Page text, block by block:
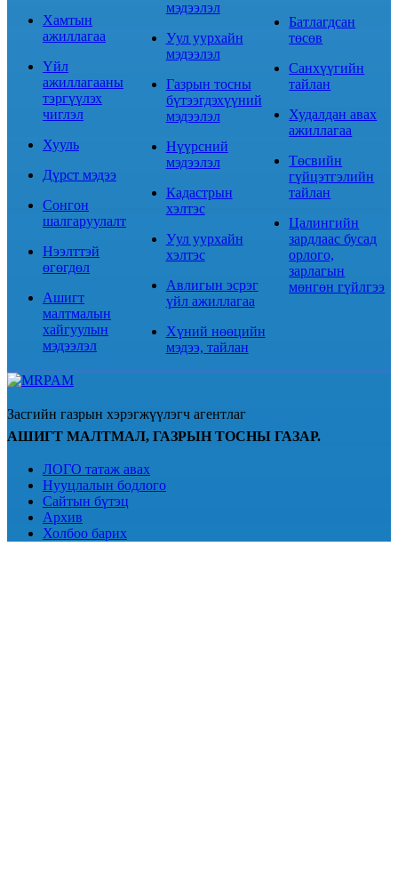
Хамтын
ажиллагаа
Үйл
ажиллагааны
тэргүүлэх
чиглэл
Хууль
Дүрст мэдээ
Сонгон
шалгаруулалт
Нээлттэй
өгөгдөл
Ашигт
малтмалын
хайгуулын
мэдээлэл
мэдээлэл
Уул уурхайн
мэдээлэл
Газрын тосны
бүтээгдэхүүний
мэдээлэл
Нүүрсний
мэдээлэл
Кадастрын
хэлтэс
Уул уурхайн
хэлтэс
Авлигын эсрэг
үйл ажиллагаа
Хүний нөөцийн
мэдээ, тайлан
Батлагдсан
төсөв
Санхүүгийн
тайлан
Худалдан авах
ажиллагаа
Төсвийн
гүйцэтгэлийн
тайлан
Цалингийн
зардлаас бусад
орлого,
зарлагын
мөнгөн гүйлгээ
Засгийн газрын хэрэгжүүлэгч агентлаг
АШИГТ МАЛТМАЛ, ГАЗРЫН ТОСНЫ ГАЗАР.
ЛОГО татаж авах
Нууцлалын бодлого
Сайтын бүтэц
Архив
Холбоо барих